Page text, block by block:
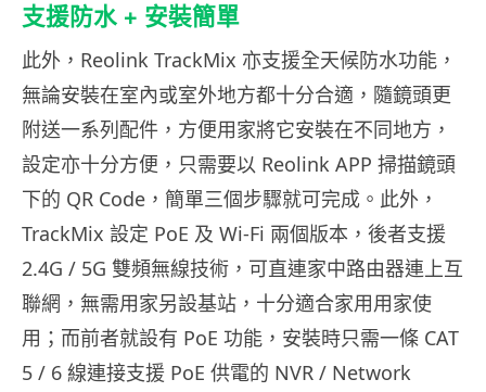
支援防水 + 安裝簡單
此外，Reolink TrackMix 亦支援全天候防水功能，
無論安裝在室內或室外地方都十分合適，隨鏡頭更
附送一系列配件，方便用家將它安裝在不同地方，
設定亦十分方便，只需要以 Reolink APP 掃描鏡頭
下的 QR Code，簡單三個步驟就可完成。此外，
TrackMix 設定 PoE 及 Wi-Fi 兩個版本，後者支援
2.4G / 5G 雙頻無線技術，可直連家中路由器連上互
聯網，無需用家另設基站，十分適合家用用家使
用；而前者就設有 PoE 功能，安裝時只需一條 CAT
5 / 6 線連接支援 PoE 供電的 NVR / Network